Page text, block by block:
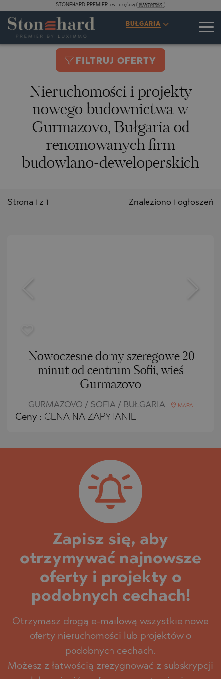
STONEHARD PREMIER jest częścią
BUŁGARIA
FILTRUJ OFERTY
Nieruchomości i projekty
nowego budownictwa w
Gurmazovo, Bułgaria od
renomowanych firm
budowlano-deweloperskich
Znaleziono 1 ogłoszeń
Strona 1 z 1
Nowoczesne domy szeregowe 20
minut od centrum Sofii, wieś
Gurmazovo
GURMAZOVO / SOFIA / BUŁGARIA MAPA
Ceny : CENA NA ZAPYTANIE
Zapisz się, aby
otrzymywać najnowsze
oferty i projekty o
podobnych cechach!
Otrzymasz drogą e-mailową wszystkie nowe
oferty nieruchomości lub projektów o
podobnych cechach.
Możesz z łatwością zrezygnować z subskrypcji